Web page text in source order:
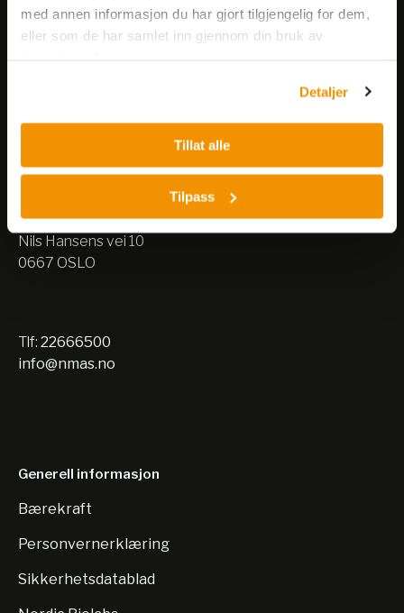
med annen informasjon du har gjort tilgjengelig for dem,
eller som de har samlet inn gjennom din bruk av
Detaljer
Tillat alle
Tilpass
Nils Hansens vei 8
Lager:
Nils Hansens vei 10
0667 OSLO
Tlf: 22666500
info@nmas.no
Generell informasjon
Bærekraft
Personvernerklæring
Sikkerhetsdatablad